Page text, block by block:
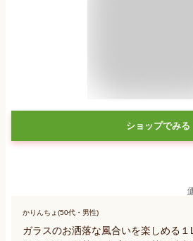
ショップでみる
かりんちょ(50代・男性)
ガラスのお洒落な風合いを楽しめる